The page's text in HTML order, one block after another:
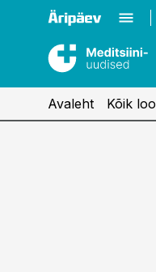
Kirurgia
Naistehaigused
Avaleht Kõik